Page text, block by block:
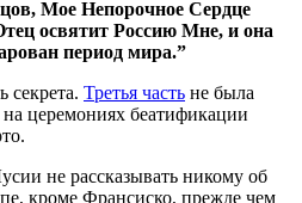
Мое Непорочное Сердце
освятит Россию Мне, и она
период мира.”
секрета. Третья часть не была
церемониях беатификации
не рассказывать никому об
кроме Франсиско, прежде чем